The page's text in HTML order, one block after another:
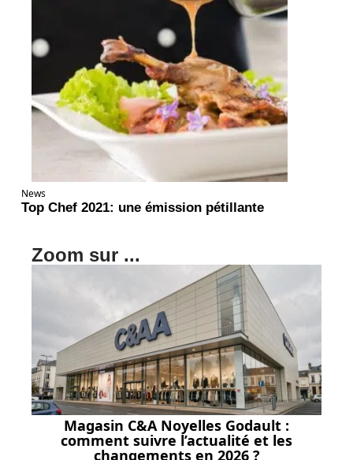
News
Top Chef 2021: une émission pétillante
Zoom sur ...
Magasin C&A Noyelles Godault :
comment suivre l’actualité et les
changements en 2026 ?